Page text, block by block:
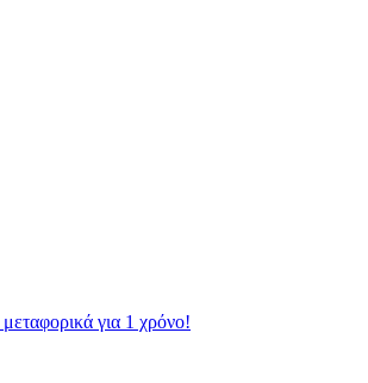
για 1 χρόνο!